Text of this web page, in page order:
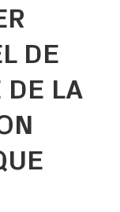
DE
DE LA